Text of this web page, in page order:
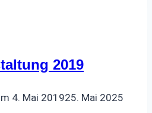
2019
4. Mai 201925. Mai 2025